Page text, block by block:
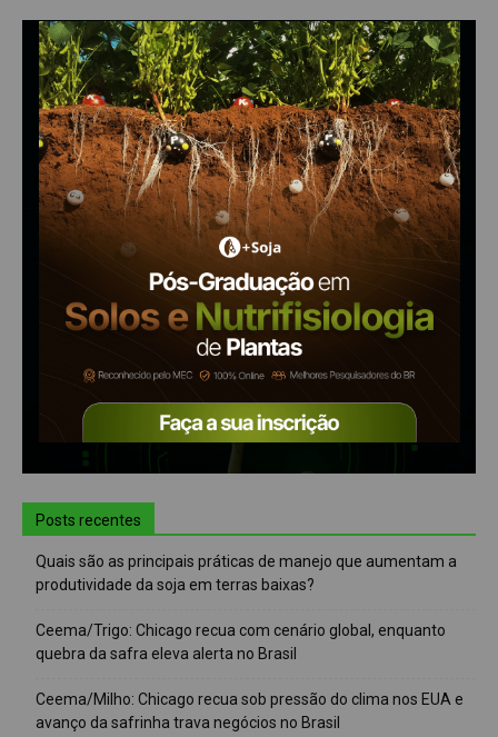
Posts recentes
Quais são as principais práticas de manejo que aumentam a
produtividade da soja em terras baixas?
Ceema/Trigo: Chicago recua com cenário global, enquanto
quebra da safra eleva alerta no Brasil
Ceema/Milho: Chicago recua sob pressão do clima nos EUA e
avanço da safrinha trava negócios no Brasil